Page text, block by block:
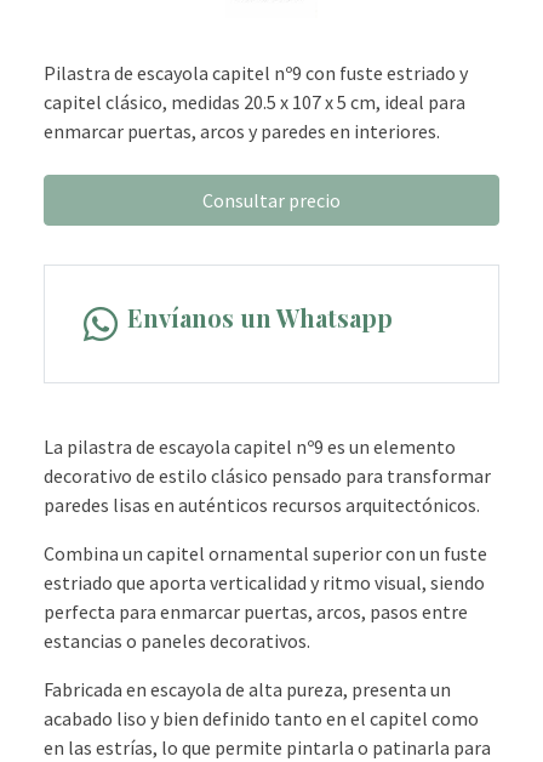
Pilastra de escayola capitel nº9 con fuste estriado y
capitel clásico, medidas 20.5 x 107 x 5 cm, ideal para
enmarcar puertas, arcos y paredes en interiores.
Consultar precio
Envíanos un Whatsapp
La pilastra de escayola capitel nº9 es un elemento
decorativo de estilo clásico pensado para transformar
paredes lisas en auténticos recursos arquitectónicos.
Combina un capitel ornamental superior con un fuste
estriado que aporta verticalidad y ritmo visual, siendo
perfecta para enmarcar puertas, arcos, pasos entre
estancias o paneles decorativos.
Fabricada en escayola de alta pureza, presenta un
acabado liso y bien definido tanto en el capitel como
en las estrías, lo que permite pintarla o patinarla para